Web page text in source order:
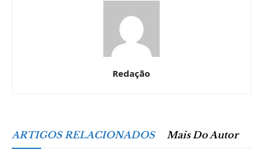
Redação
ARTIGOS RELACIONADOS Mais Do Autor